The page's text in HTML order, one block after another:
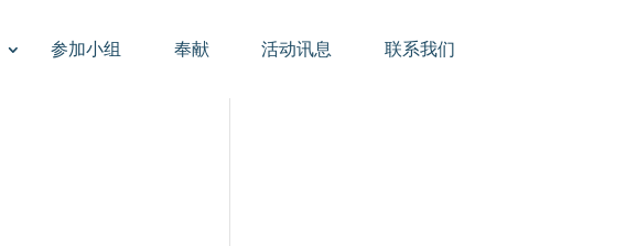
参加小组 奉献 活动讯息 联系我们